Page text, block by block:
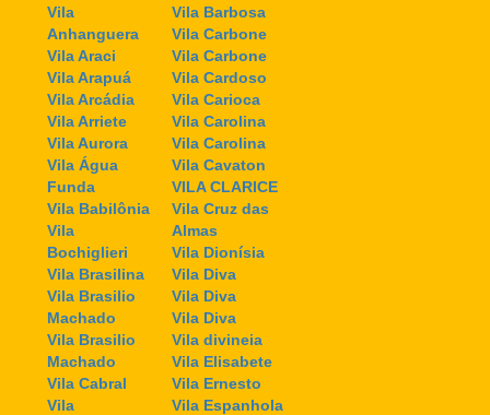
Vila
Anhanguera
Vila Araci
Vila Arapuá
Vila Arcádia
Vila Arriete
Vila Aurora
Vila Água
Funda
Vila Babilônia
Vila
Bochiglieri
Vila Brasilina
Vila Brasilio
Machado
Vila Brasilio
Machado
Vila Cabral
Vila
Vila Barbosa
Vila Carbone
Vila Carbone
Vila Cardoso
Vila Carioca
Vila Carolina
Vila Carolina
Vila Cavaton
VILA CLARICE
Vila Cruz das
Almas
Vila Dionísia
Vila Diva
Vila Diva
Vila Diva
Vila divineia
Vila Elisabete
Vila Ernesto
Vila Espanhola